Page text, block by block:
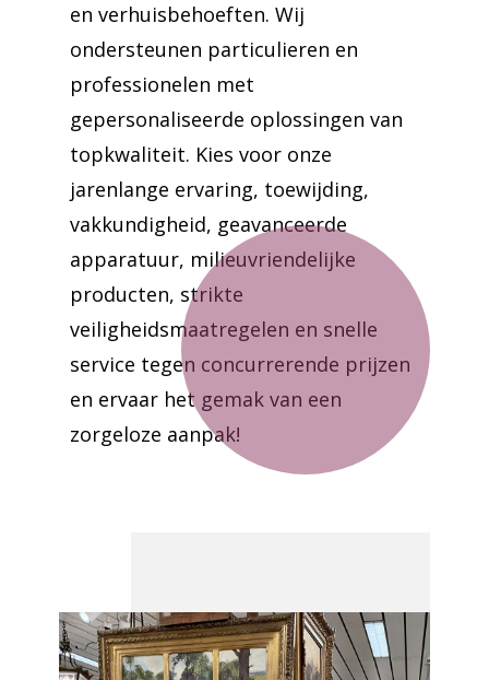
en verhuisbehoeften. Wij
ondersteunen particulieren en
professionelen met
gepersonaliseerde oplossingen van
topkwaliteit. Kies voor onze
jarenlange ervaring, toewijding,
vakkundigheid, geavanceerde
apparatuur, milieuvriendelijke
producten, strikte
veiligheidsmaatregelen en snelle
service tegen concurrerende prijzen
en ervaar het gemak van een
zorgeloze aanpak!